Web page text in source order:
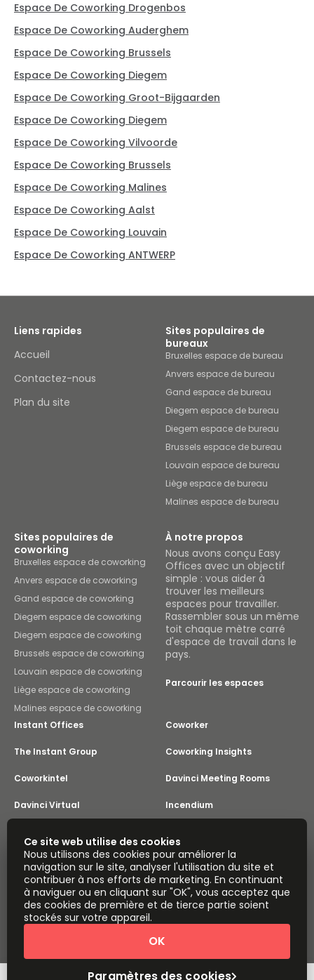
Espace De Coworking Drogenbos
Espace De Coworking Auderghem
Espace De Coworking Brussels
Espace De Coworking Diegem
Espace De Coworking Groot-Bijgaarden
Espace De Coworking Diegem
Espace De Coworking Vilvoorde
Espace De Coworking Brussels
Espace De Coworking Malines
Espace De Coworking Aalst
Espace De Coworking Louvain
Espace De Coworking ANTWERP
Liens rapides
Accueil
Contactez-nous
Plan du site
Sites populaires de
bureaux
Bruxelles espace de bureau
Anvers espace de bureau
Gand espace de bureau
Diegem espace de bureau
Diegem espace de bureau
Brussels espace de bureau
Louvain espace de bureau
Liège espace de bureau
Malines espace de bureau
Sites populaires de
coworking
Bruxelles espace de coworking
Anvers espace de coworking
Gand espace de coworking
Diegem espace de coworking
Diegem espace de coworking
Brussels espace de coworking
Louvain espace de coworking
Liège espace de coworking
Malines espace de coworking
À notre propos
Nous avons conçu Easy
Offices avec un objectif
simple : vous aider à
trouver les meilleurs
espaces pour travailler.
Rassembler sous un même
toit chaque mètre carré
d'espace de travail dans le
pays.
Parcourir les espaces
Instant Offices Coworker
The Instant Group Coworking Insights
Coworkintel Davinci Meeting Rooms
Davinci Virtual Incendium
Part de
Instant Group
Plan du site Conditions
Confidentialité
Déclaration sur l'esclavage moderne
Paramètres des cookies
À propos
Copyright © 2026 Easy Offices. Tous droits réservés.
Ce site web utilise des cookies
Nous utilisons des cookies pour améliorer la
navigation sur le site, analyser l'utilisation du site et
contribuer à nos efforts de marketing. En continuant
à naviguer ou en cliquant sur "OK", vous acceptez que
des cookies de première et de tierce partie soient
stockés sur votre appareil.
Paramètres des cookies
OK